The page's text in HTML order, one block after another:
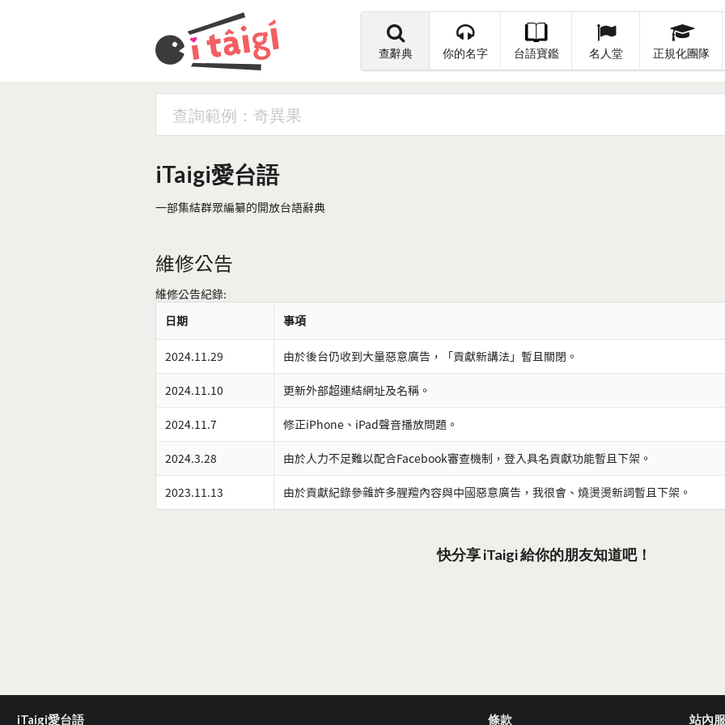
查辭典 你的名字 台語寶鑑 名人堂 正規化團隊
iTaigi愛台語
一部集結群眾編纂的開放台語辭典
維修公告
維修公告紀錄:
日期
事項
2024.11.29 由於後台仍收到大量惡意廣告，「貢獻新講法」暫且關閉。
2024.11.10 更新外部超連結網址及名稱。
2024.11.7 修正iPhone、iPad聲音播放問題。
2024.3.28 由於人力不足難以配合Facebook審查機制，登入具名貢獻功能暫且下架。
2023.11.13 由於貢獻紀錄參雜許多腥羶內容與中國惡意廣告，我很會、燒燙燙新詞暫且下架。
快分享 iTaigi 給你的朋友知道吧！
iTaigi愛台語 條款 站內